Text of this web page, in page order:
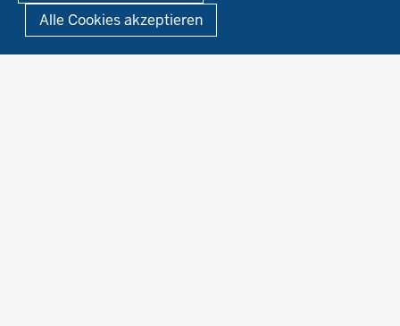
Alle Cookies akzeptieren
Demonstrationsbetriebe Ökologischer Landbau
Links